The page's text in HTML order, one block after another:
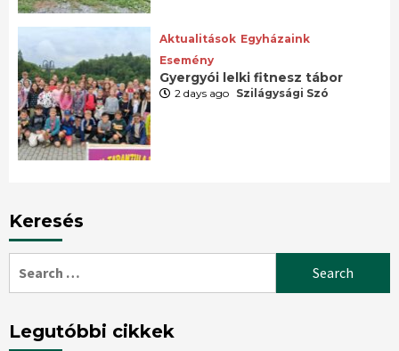
Aktualitások Egyházaink
Esemény
Gyergyói lelki fitnesz tábor
2 days ago Szilágysági Szó
Keresés
for:
Legutóbbi cikkek